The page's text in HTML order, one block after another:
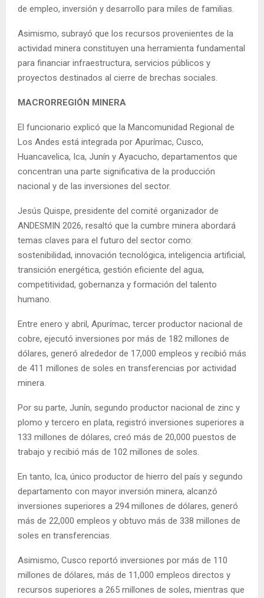
de empleo, inversión y desarrollo para miles de familias.
Asimismo, subrayó que los recursos provenientes de la
actividad minera constituyen una herramienta fundamental
para financiar infraestructura, servicios públicos y
proyectos destinados al cierre de brechas sociales.
MACRORREGIÓN MINERA
El funcionario explicó que la Mancomunidad Regional de
Los Andes está integrada por Apurímac, Cusco,
Huancavelica, Ica, Junín y Ayacucho, departamentos que
concentran una parte significativa de la producción
nacional y de las inversiones del sector.
Jesús Quispe, presidente del comité organizador de
ANDESMIN 2026, resaltó que la cumbre minera abordará
temas claves para el futuro del sector como:
sostenibilidad, innovación tecnológica, inteligencia artificial,
transición energética, gestión eficiente del agua,
competitividad, gobernanza y formación del talento
humano.
Entre enero y abril, Apurímac, tercer productor nacional de
cobre, ejecutó inversiones por más de 182 millones de
dólares, generó alrededor de 17,000 empleos y recibió más
de 411 millones de soles en transferencias por actividad
minera.
Por su parte, Junín, segundo productor nacional de zinc y
plomo y tercero en plata, registró inversiones superiores a
133 millones de dólares, creó más de 20,000 puestos de
trabajo y recibió más de 102 millones de soles.
En tanto, Ica, único productor de hierro del país y segundo
departamento con mayor inversión minera, alcanzó
inversiones superiores a 294 millones de dólares, generó
más de 22,000 empleos y obtuvo más de 338 millones de
soles en transferencias.
Asimismo, Cusco reportó inversiones por más de 110
millones de dólares, más de 11,000 empleos directos y
recursos superiores a 265 millones de soles, mientras que